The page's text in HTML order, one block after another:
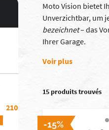
€
Moto Vision bietet
Unverzichtbar, um
bezeichnet– das
Ihrer Garage.
Voir plus
15 produits trouvés
-15%